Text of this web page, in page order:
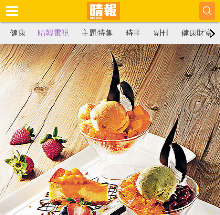
健康 晴報電視 主題特集 時事 副刊 健康財富